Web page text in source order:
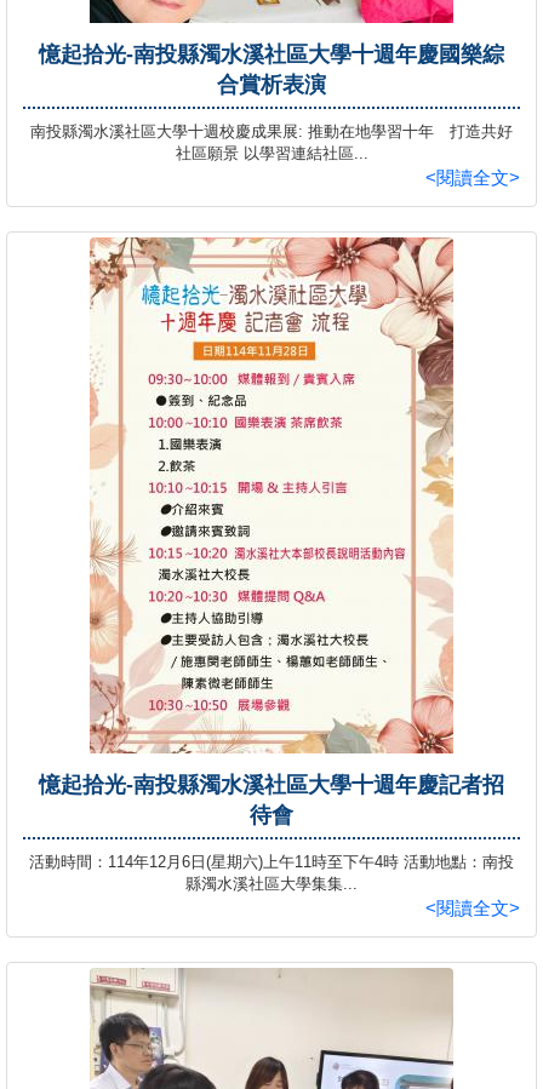
憶起拾光-南投縣濁水溪社區大學十週年慶國樂綜
合賞析表演
南投縣濁水溪社區大學十週校慶成果展: 推動在地學習十年 打造共好
社區願景 以學習連結社區...
<閱讀全文>
憶起拾光-南投縣濁水溪社區大學十週年慶記者招
待會
活動時間：114年12月6日(星期六)上午11時至下午4時 活動地點：南投
縣濁水溪社區大學集集...
<閱讀全文>